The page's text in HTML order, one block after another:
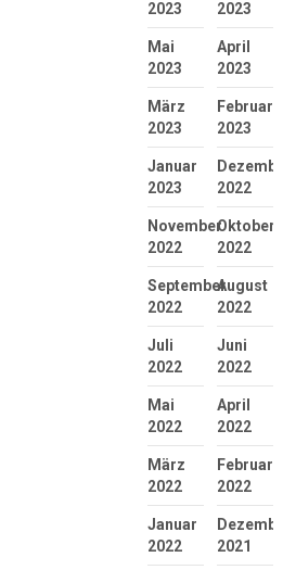
2023
2023
Mai
2023
April
2023
März
2023
Februar
2023
Januar
2023
2022
November
2022
Oktober
2022
September
2022
August
2022
Juli
2022
Juni
2022
Mai
2022
April
2022
März
2022
Februar
2022
Januar
2022
2021